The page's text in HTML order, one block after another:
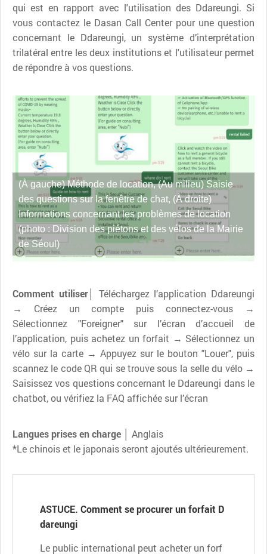
qui est en rapport avec l'utilisation des Ddareungi. Si
vous contactez le Dasan Call Center pour une question
concernant le Ddareungi, un système d’interprétation
trilatéral entre les deux institutions et l'utilisateur permet
de répondre à vos questions.
(À gauche) Méthode de location, (Au milieu) Saisie
des questions sur la fenêtre de chat, (À droite)
Informations concernant les problèmes de location
(photo : Division des piétons et des vélos de la Mairie
de Séoul)
Comment utiliser│ Téléchargez l’application Ddareungi
→ Créez un compte puis connectez-vous →
Sélectionnez "Foreigner" sur l’écran d’accueil de
l’application, puis achetez un forfait → Sélectionnez un
vélo sur la carte → Appuyez sur le bouton "Louer", puis
scannez le code QR qui se trouve sous la selle du vélo →
Saisissez vos questions concernant le Ddareungi dans le
chatbot, ou vérifiez la FAQ affichée sur l’écran
Langues prises en charge │ Anglais
*Le chinois et le japonais seront ajoutés ultérieurement.
ASTUCE. Comment se procurer un forfait D
dareungi
Le public international peut acheter un forf